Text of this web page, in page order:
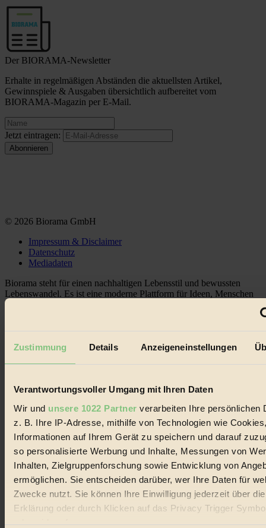
Zustimmung Details Anzeigeneinstellungen
Verantwortungsvoller Umgang mit Ihren Daten
Wir und unsere 1022 Partner verarbeiten Ihre persönlichen
z. B. Ihre IP-Adresse, mithilfe von Technologien wie
Informationen auf Ihrem Gerät zu speichern und darauf
so personalisierte Werbung und Inhalte, Messungen von
Inhalten, Zielgruppenforschung sowie Entwicklung von
ermöglichen. Sie entscheiden darüber, wer Ihre Daten für
Zwecke nutzt. Sie können Ihre Einwilligung jederzeit über
Erklärung oder durch Klicken auf das Privacy Trigger
oder widerrufen
Der BIORAMA-Newsletter
Erhalte in regelmäßigen Abständen die aktuellsten Artikel,
Gewinnspiele & Ausgaben übersichtlich aufbereitet vom
BIORAMA-Magazin per E-Mail.
Jetzt eintragen:
© 2026 Biorama GmbH
Impressum & Disclaimer
Datenschutz
Mediadaten
Biorama steht für einen nachhaltigen Lebensstil und bewussten
Lebenswandel. Es ist eine moderne Plattform für Ideen, Menschen
und Produkte, ein Leitfaden im schnell wachsenden Markt des
Social Media
3.415 Follower auf Twitter
Themen
Bio
Nachhaltigkeit